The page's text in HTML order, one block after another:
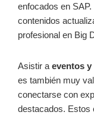
enfocados en
contenidos
profesional en Big
Asistir a eventos
es también muy
conectarse con
destacados. Estos